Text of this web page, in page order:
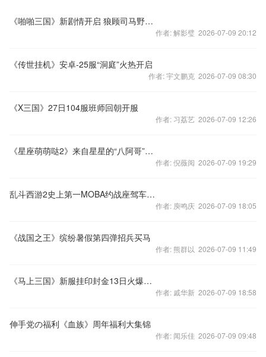
《啪啪三国》新剧情开启 狼顾司马野心暴露
作者: 解影璧 2026-07-09 20:12
《传世挂机》安卓-25服“洞庭”火热开启
作者: 宇文鹏克 2026-07-09 08:30
《X三国》27日104服班师回朝开服
作者: 习荔艺 2026-07-09 12:26
《星座萌萌哒2》来自星星的“八阿哥”你提我改
作者: 倪薇阅 2026-07-09 19:29
乱斗西游2史上第一MOBA约战座驾车震第一视角
作者: 庾鸣庆 2026-07-09 18:05
《战国之王》缤纷暑假第四弹招兵买马
作者: 熊群以 2026-07-09 11:49
《马上三国》新服挂印封金13日火爆开启
作者: 戚华新 2026-07-09 18:58
伸手党の福利《血族》周年福利大集锦
作者: 闻乐佳 2026-07-09 09:48